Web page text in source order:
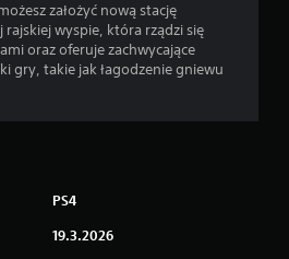
założyć nową stację
rajskiej wyspie, która rządzi się
oraz oferuje zachwycające
gry, takie jak łagodzenie gniewu
PS4
19.3.2026